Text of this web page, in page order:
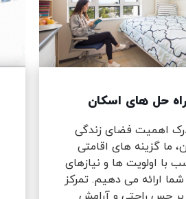
راه حل های اسکان
اهمیت فضای زندگی
ما گزینه های اقامتی
با اولویت ها و نیازهای
ارائه می دهیم. تمرکز